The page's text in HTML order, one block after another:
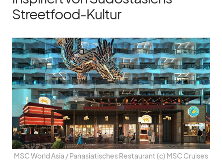
Streetfood-Kultur
MSC World Asia /​ Pa­n­asia­ti­sches Re­stau­rant (c) MSC Crui­ses